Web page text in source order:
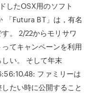
したOSX用のソフト
「Futura BT」は，有名
。 2/22からモリサワ
てキャンペーンを利用
い。 そして年末
ファミリーは
たい時に公開すること